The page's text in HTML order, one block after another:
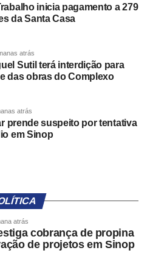
disponível para
Google Play e App
uso exclusivo da Justiça
apresentados em
circunscrição;
ao acompanhamento
registradas.
que a identidade da pessoa
protegida por sigilo,
de autenticação utilizada.
inicia pagamento a 279
da Santa Casa
atrás
Sutil terá interdição para
das obras do Complexo
atrás
prende suspeito por tentativa
em Sinop
atrás
cobrança de propina
de projetos em Sinop